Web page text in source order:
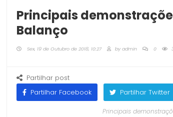
Principais
Balanço
Sex, 19 de Outubro de 2018, 10:27 byadmin 0
Partilhar post
Partilhar Facebook
Partilhar Twitter
Principais